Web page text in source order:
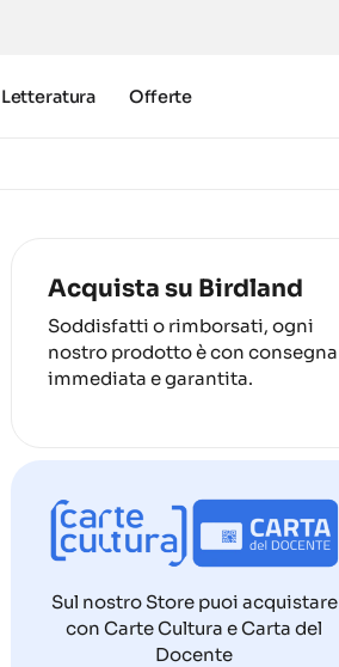
Letteratura Offerte
Acquista su Birdland
Soddisfatti o rimborsati, ogni
nostro prodotto è con consegna
immediata e garantita.
Sul nostro Store puoi acquistare
con Carte Cultura e Carta del
Docente